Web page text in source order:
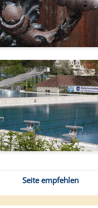
Seite empfehlen